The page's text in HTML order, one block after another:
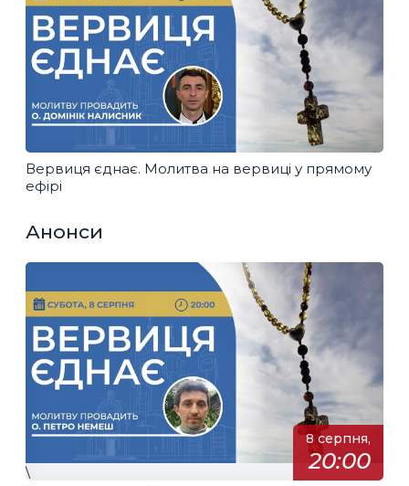
Вервиця єднає. Молитва на вервиці у прямому
ефірі
Анонси
8 серпня,
20:00
\